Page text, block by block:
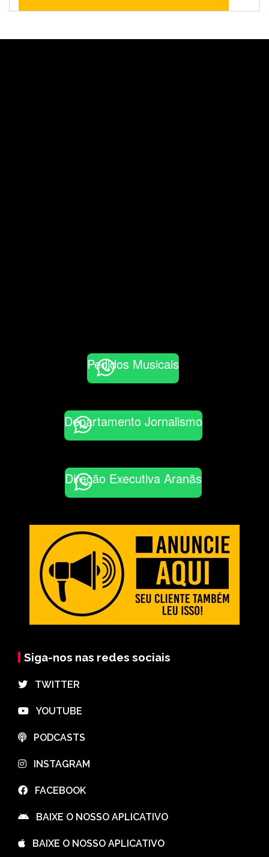
Pedidos Musicais
Departamento Jornalismo
Direção Executiva Aranãs
Siga-nos nas redes sociais
⠀TWITTER
⠀YOUTUBE
⠀PODCASTS
⠀INSTAGRAM
⠀FACEBOOK
⠀BAIXE O NOSSO APLICATIVO
⠀BAIXE O NOSSO APLICATIVO